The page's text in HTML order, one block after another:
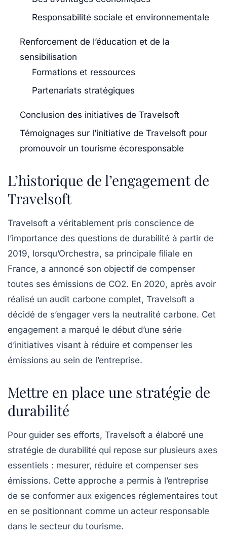
Responsabilité sociale et environnementale
Renforcement de l’éducation et de la
sensibilisation
Formations et ressources
Partenariats stratégiques
Conclusion des initiatives de Travelsoft
Témoignages sur l’initiative de Travelsoft pour
promouvoir un tourisme écoresponsable
L’historique de l’engagement de
Travelsoft
Travelsoft a véritablement pris conscience de
l’importance des questions de durabilité à partir de
2019, lorsqu’Orchestra, sa principale filiale en
France, a annoncé son objectif de compenser
toutes ses émissions de CO2. En 2020, après avoir
réalisé un audit carbone complet, Travelsoft a
décidé de s’engager vers la neutralité carbone. Cet
engagement a marqué le début d’une série
d’initiatives visant à réduire et compenser les
émissions au sein de l’entreprise.
Mettre en place une stratégie de
durabilité
Pour guider ses efforts, Travelsoft a élaboré une
stratégie de durabilité qui repose sur plusieurs axes
essentiels : mesurer, réduire et compenser ses
émissions. Cette approche a permis à l’entreprise
de se conformer aux exigences réglementaires tout
en se positionnant comme un acteur responsable
dans le secteur du tourisme.